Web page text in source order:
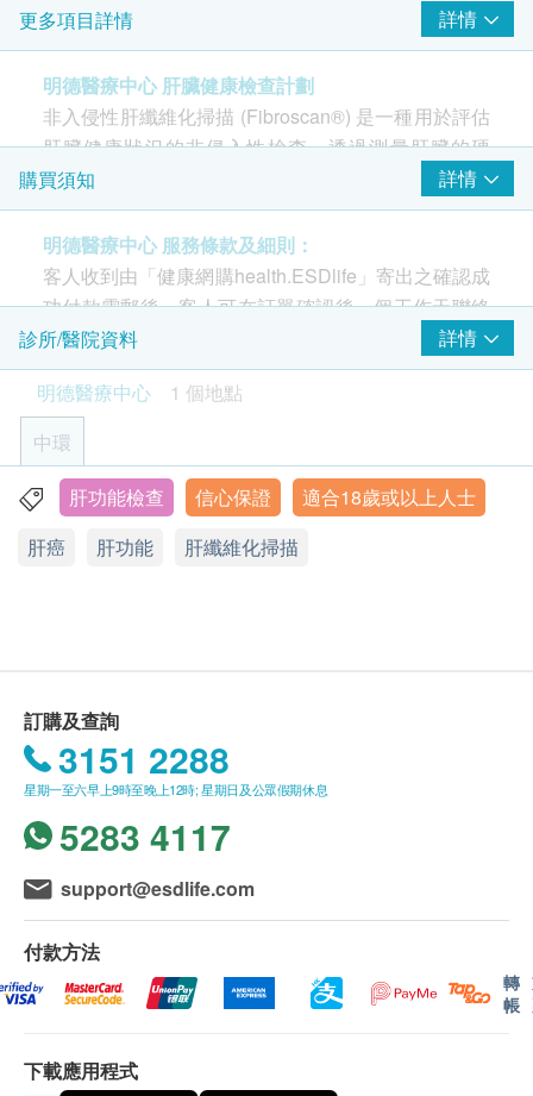
檢查前、後醫生會診 - 共兩次
癌症指標 重點項目
甲種胎蛋白 (肝癌)
影像掃描項目
2 基本項目
基本健康評估
個人健康分析問卷
血壓
體質指標
身高
脈搏率
體重
低密度膽固醇
三酸甘油脂
極低密度膽固醇
低密度/高密度膽固醇比率
糖尿
空腹血糖
肝功能
白蛋白
膽紅素(總及直接)
更多項目詳情 詳情
明德醫療中心 肝臟健康檢查計劃
非入侵性肝纖維化掃描 (Fibroscan®) 是一種用於評估
肝臟健康狀況的非侵入性檢查。透過測量肝臟的硬
度，可以檢查或衡量肝纖維化 (英文名：liver fibrosis)
和肝硬化(英文名：cirrhosis) 的嚴重程度。
在肝纖維化掃描過程中，利用專門的超聲波探頭放置
在腹部，將超音波送到肝臟組織中，從而確定肝臟的
硬度。
條款及細則
價目或會變更，恕不另行通知。
上述身體檢查的測試項目均已固定，如有個別項目
因任何理由未能進行或客人婉拒，恕不退還該項目
之款項，亦不可轉作其他測試。
該身體檢查計劃只適用於中環明德醫療中心進行。
此計劃不可兌換現金，恕不退款。
購買須知 詳情
明德醫療中心 服務條款及細則：
客人收到由「健康網購health.ESDlife」寄出之確認成
功付款電郵後，客人可在訂單確認後一個工作天聯絡
本診所進行預約 (明德醫療中心：電郵:
mmc.central@matilda.org電話: 2537 8500)。
- 客人必須於預約當天出示身份證明文件及列印訂購
確認信以確認身份。
- 訂購一經確認，不可更改已訂購之檢查項目或退
款。
- 所有身體檢查並非作醫療診斷或治療用途。
- 優惠不可與其他促銷優惠同時使用，亦不適用於保
險直付安排，也不可兌換現金，恕不退款。
- 所有於「健康網購health.ESDlife」網上訂購的計劃
不適用於急症服務。
-若需進一步檢測、化驗、藥物及醫生跟進諮詢，將額
- 敬請提前預約。
- 如有任何爭議，「健康網購health.ESDlife」及明德
醫療中心將保留最終決定權。
內(由確認付款日期起計)接受有關檢查，逾期作廢。
診所/醫院資料
詳情
明德醫療中心
1 個地點
中環
中環皇后大道中39號豐盛創建大廈3樓
身體檢查計劃：
健康課程：
明德醫療中心 (客戶服務中心)
電郵 :health@matilda.org
肝功能檢查 信心保證
適合18歲或以上人士
肝癌
肝功能 肝纖維化掃描
訂購及查詢
3151 2288
星期一至六早上9時至晚上12時; 星期日及公眾假期休息
5283 4117
support@esdlife.com
付款方法
轉
帳
下載應用程式